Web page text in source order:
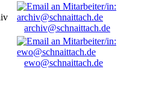
archiv@schnaittach.de
ewo@schnaittach.de